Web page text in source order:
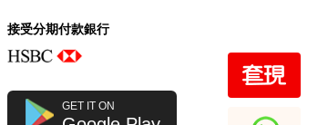
J Collection JCOLLECTION
天然鑽飾 RING W/DIAMOND 70
接受分期付款銀行
GET IT ON